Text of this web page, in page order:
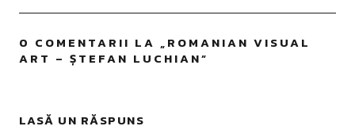
0 COMENTARII LA „ROMANIAN VISUAL
ART – ȘTEFAN LUCHIAN”
LASĂ UN RĂSPUNS